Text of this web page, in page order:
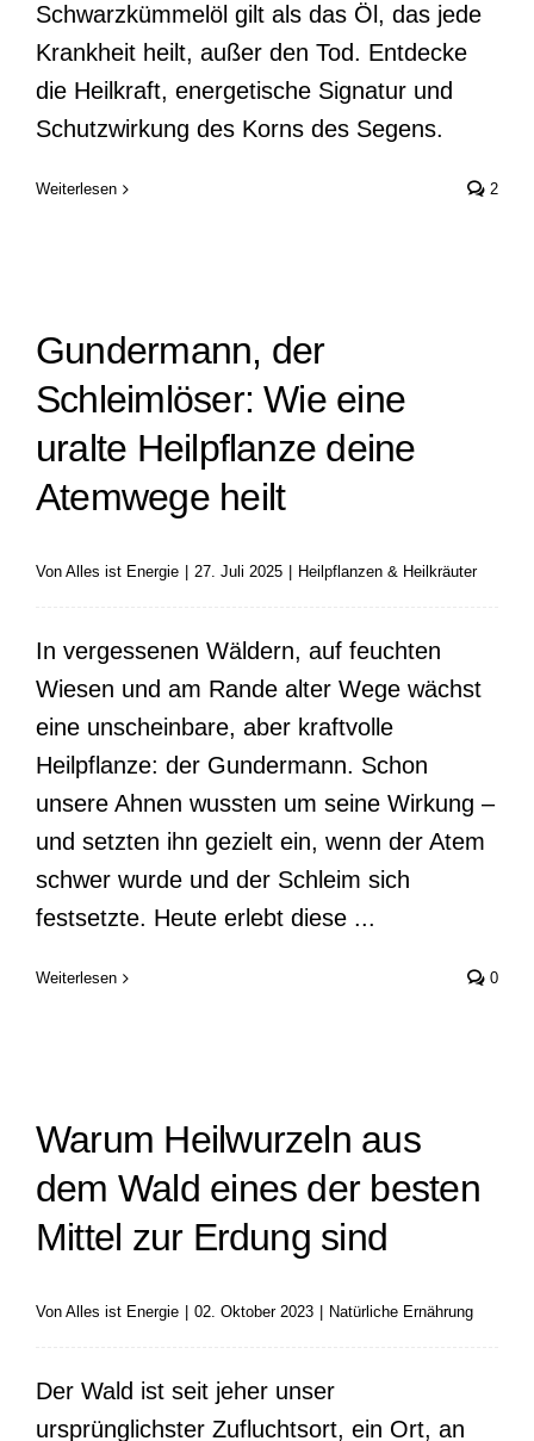
Schwarzkümmelöl gilt als das Öl, das jede
Krankheit heilt, außer den Tod. Entdecke
die Heilkraft, energetische Signatur und
Schutzwirkung des Korns des Segens.
Weiterlesen 2
Gundermann, der
Schleimlöser: Wie eine
uralte Heilpflanze deine
Atemwege heilt
Von Alles ist Energie 27. Juli 2025 Heilpflanzen & Heilkräuter
In vergessenen Wäldern, auf feuchten
Wiesen und am Rande alter Wege wächst
eine unscheinbare, aber kraftvolle
Heilpflanze: der Gundermann. Schon
unsere Ahnen wussten um seine Wirkung –
und setzten ihn gezielt ein, wenn der Atem
schwer wurde und der Schleim sich
festsetzte. Heute erlebt diese ...
Weiterlesen 0
Warum Heilwurzeln aus
dem Wald eines der besten
Mittel zur Erdung sind
Von Alles ist Energie 02. Oktober 2023 Natürliche Ernährung
Der Wald ist seit jeher unser
ursprünglichster Zufluchtsort, ein Ort, an